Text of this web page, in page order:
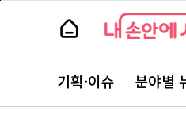
본
뉴
스
뉴
스
주
서
기획·이슈 분야별
페